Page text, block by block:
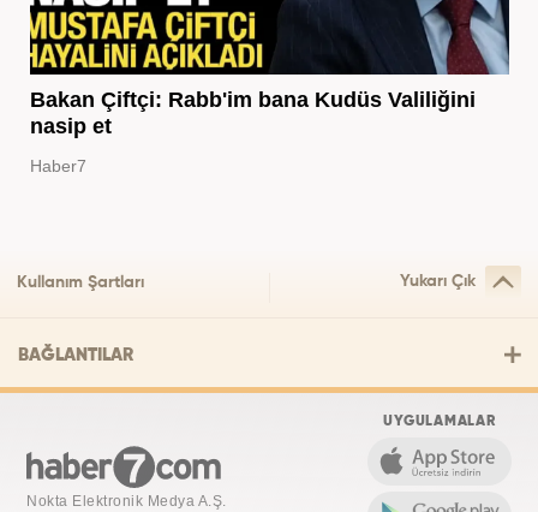
Bakan Çiftçi: Rabb'im bana Kudüs Valiliğini
nasip et
Haber7
Kullanım Şartları Yukarı Çık
BAĞLANTILAR
Nokta Elektronik Medya A.Ş.
UYGULAMALAR